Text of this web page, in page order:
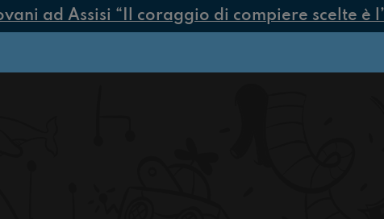
ad Assisi “Il coraggio di compiere scelte è